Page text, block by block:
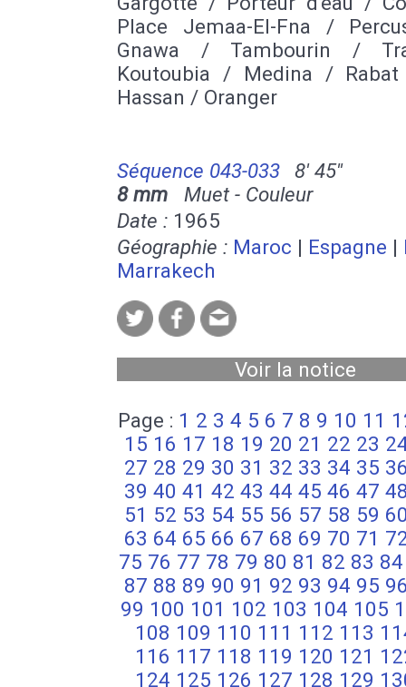
Place Jemaa-El-Fna /
Gnawa / Tambourin /
Koutoubia / Medina /
Hassan / Oranger
Séquence 043-033
8' 45''
8 mm Muet - Couleur
Date : 1965
Géographie : Maroc | Espagne |
Marrakech
Voir la notice
Page : 1 2 3 4 5 6 7 8 9 10 11
15 16 17 18 19 20 21 22 23
27 28 29 30 31 32 33 34 35
39 40 41 42 43 44 45 46 47
51 52 53 54 55 56 57 58 59
63 64 65 66 67 68 69 70 71
75 76 77 78 79 80 81 82 83 84
87 88 89 90 91 92 93 94 95
99 100 101 102 103 104 105
108 109 110 111 112 113
116 117 118 119 120 121
124 125 126 127 128 129